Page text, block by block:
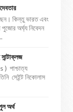
কিন্তু ভারত এবং
পুজোর অর্ঘ্য নিবেদন
) পাশ্চাত্য
সেইন্ট নিকোলাস
অর্থ